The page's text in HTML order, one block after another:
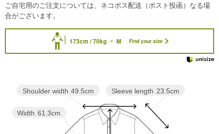
173cm / 70kg M Find your size
Sleeve length 23.5cm
Width 61.3cm
Shoulder width 49.5cm
ご自宅用のご注文については、ネコポス配送（ポスト投函）なる場
合がございます。